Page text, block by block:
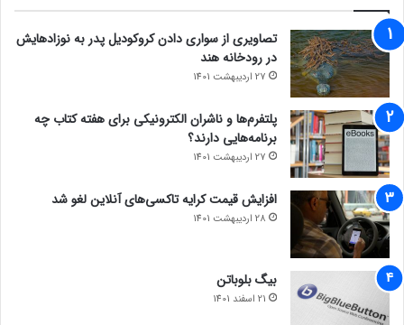
تصاویری از سواری دادن کروکودیل پدر به نوزادهایش
در رودخانه هند
27 اردیبهشت 1401
پلتفرم‌ها و ناشران الکترونیکی برای هفته کتاب چه
برنامه‌هایی دارند؟
27 اردیبهشت 1401
افزایش قیمت کرایه تاکسی‌های آنلاین لغو شد
28 اردیبهشت 1401
بیگ بلوباتن
21 اسفند 1401